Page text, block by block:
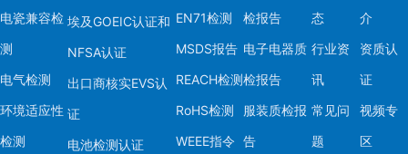
电瓷兼容检
测
电气检测
环境适应性
检测
埃及GOEIC认证和
NFSA认证
出口商核实EVS认
证
电池检测认证
EN71检测
MSDS报告
REACH检测
RoHS检测
WEEE指令
检报告
电子电器质
检报告
服装质检报
告
态
行业资
讯
常见问
题
介
资质认
证
视频专
区